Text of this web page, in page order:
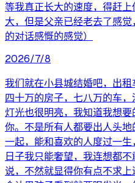
等我真正长大的速度，得赶
大，但是父亲已经老去了感
的对话感慨的感觉）
2026/7/8
我们就在小县城结婚吧，出
四十万的房子，七八万的车，
灯光也很明亮，我知道我想
你。不是所有人都要出人头
一起，能和喜欢的人度过一
日子我只能奢望，我连想都
说，不然就显得你有点不求上